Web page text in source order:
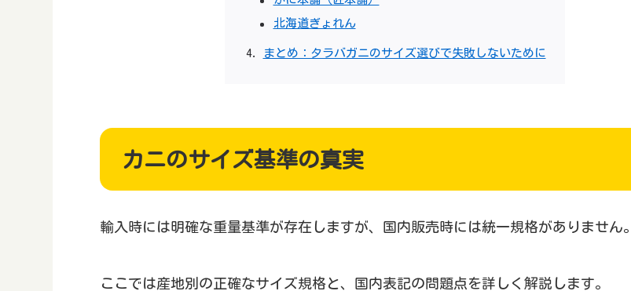
北海道ぎょれん
まとめ：タラバガニのサイズ選びで失敗しないために
カニのサイズ基準の真実
輸入時には明確な重量基準が存在しますが、国内販売時には統一規格がありません。
ここでは産地別の正確なサイズ規格と、国内表記の問題点を詳しく解説します。